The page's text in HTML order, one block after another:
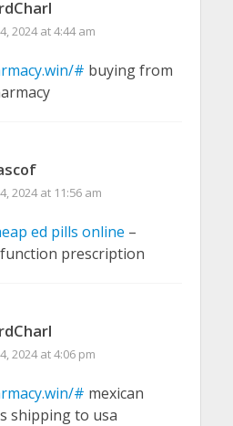
2024 at 4:44 am
# buying from
2024 at 11:56 am
ed pills online –
prescription
2024 at 4:06 pm
# mexican
shipping to usa